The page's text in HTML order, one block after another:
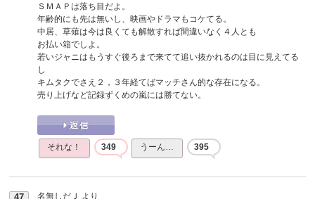
ＳＭＡＰは落ち目だよ。
年齢的にも先は無いし、映画やドラマもコケてる。
中居、草薙は今は良くても解散すれば間違いなく４人とも
お払い箱でしよ。
若いジャニはもうすぐ後ろまで来てて追い抜かれるのは目に見えてる
し
キムタクでさえ２，３年経てばマッチさん的な存在になる。
売り上げなど記録ずくめの嵐には勝てない。
それな！ 349 うーん… 395
名無しだＪ より